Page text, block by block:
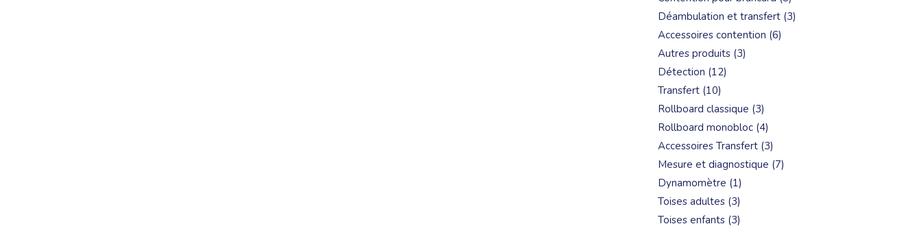
produits
Déambulation et transfert 33
produits
Accessoires contention 66
produits
Autres produits 33
produits
Détection 1212
produits
Transfert 1010
produits
Rollboard classique 33
produits
Rollboard monobloc 44
produits
Accessoires Transfert 33
produits
Mesure et diagnostique 77
produits
Dynamomètre 11
produit
Toises adultes 33
produits
Toises enfants 33
produits